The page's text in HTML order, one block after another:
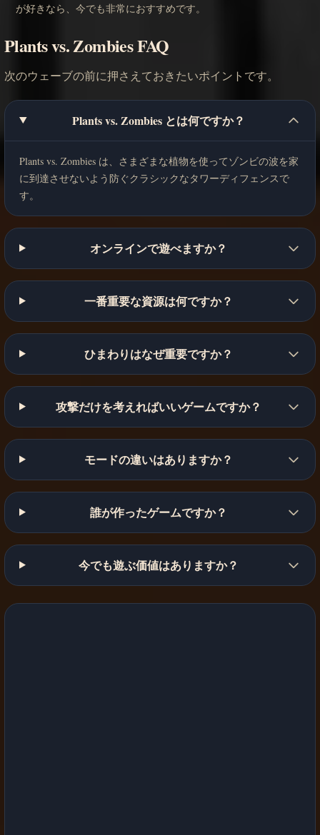
が好きなら、今でも非常におすすめです。
Plants vs. Zombies FAQ
次のウェーブの前に押さえておきたいポイントです。
Plants vs. Zombies とは何ですか？
Plants vs. Zombies は、さまざまな植物を使ってゾンビの波を家
に到達させないよう防ぐクラシックなタワーディフェンスで
す。
オンラインで遊べますか？
一番重要な資源は何ですか？
ひまわりはなぜ重要ですか？
攻撃だけを考えればいいゲームですか？
モードの違いはありますか？
誰が作ったゲームですか？
今でも遊ぶ価値はありますか？